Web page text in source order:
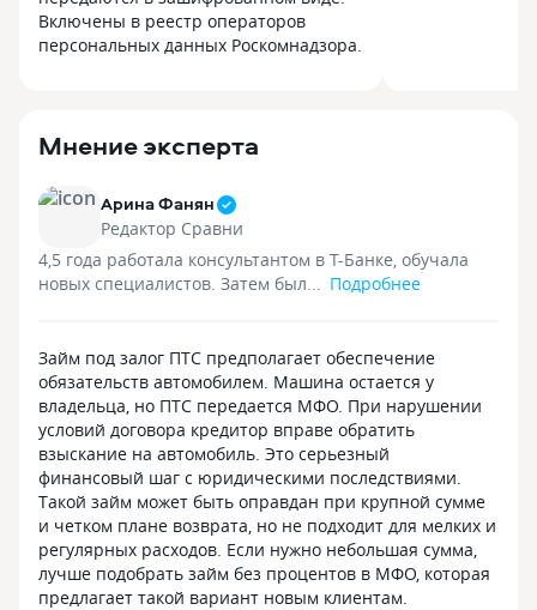
Включены в реестр операторов
персональных данных Роскомнадзора.
Мнение эксперта
Арина Фанян
Редактор Сравни
4,5 года работала консультантом в Т-Банке, обучала
новых специалистов. Затем был... Подробнее
Займ под залог ПТС предполагает обеспечение
обязательств автомобилем. Машина остается у
владельца, но ПТС передается МФО. При нарушении
условий договора кредитор вправе обратить
взыскание на автомобиль. Это серьезный
финансовый шаг с юридическими последствиями.
Такой займ может быть оправдан при крупной сумме
и четком плане возврата, но не подходит для мелких и
регулярных расходов. Если нужно небольшая сумма,
лучше подобрать займ без процентов в МФО, которая
предлагает такой вариант новым клиентам.